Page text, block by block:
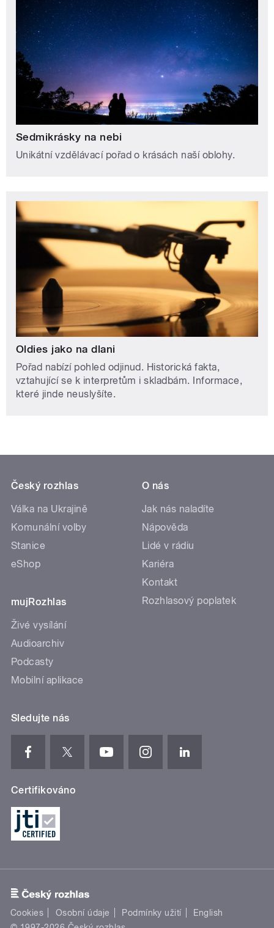
Sedmikrásky na nebi
Unikátní vzdělávací pořad o krásách naší oblohy.
Oldies jako na dlani
Pořad nabízí pohled odjinud. Historická fakta,
vztahující se k interpretům i skladbám. Informace,
které jinde neuslyšíte.
Český rozhlas
Válka na Ukrajině
Komunální volby
Stanice
eShop
mujRozhlas
Živé vysílání
Audioarchiv
Podcasty
Mobilní aplikace
O nás
Jak nás naladíte
Nápověda
Lidé v rádiu
Kariéra
Kontakt
Rozhlasový poplatek
Sledujte nás
Certifikováno
Cookies Osobní údaje Podmínky užití
English